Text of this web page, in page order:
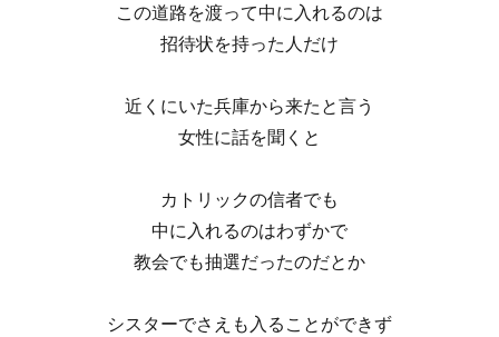
この道路を渡って中に入れるのは
招待状を持った人だけ
近くにいた兵庫から来たと言う
女性に話を聞くと
カトリックの信者でも
中に入れるのはわずかで
教会でも抽選だったのだとか
シスターでさえも入ることができず